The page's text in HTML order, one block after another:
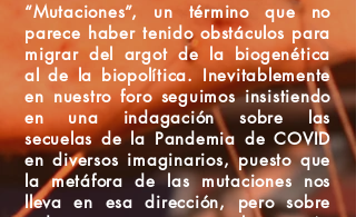
“Mutaciones”, un término que no
parece haber tenido obstáculos para
migrar del argot de la biogenética
al de la biopolítica. Inevitablemente
en nuestro foro seguimos insistiendo
en una indagación sobre las
secuelas de la Pandemia de COVID
en diversos imaginarios, puesto que
la metáfora de las mutaciones nos
lleva en esa dirección, pero sobre